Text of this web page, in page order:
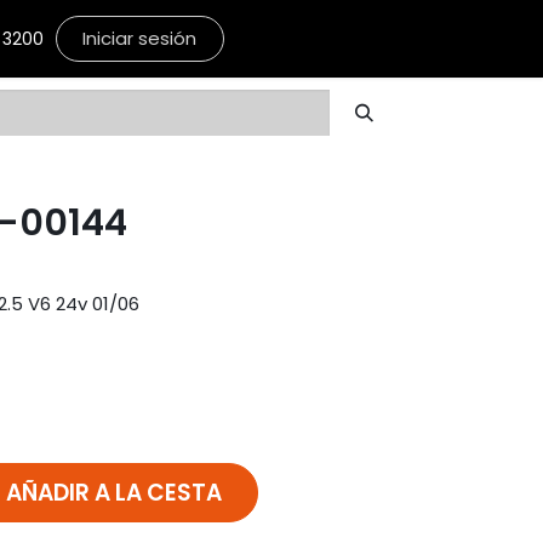
Iniciar sesión
V6 24v 01/06
AÑADIR A LA CESTA